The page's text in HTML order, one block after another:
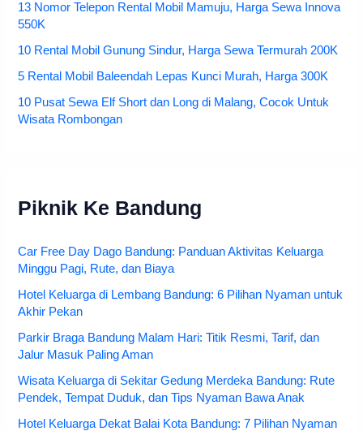
13 Nomor Telepon Rental Mobil Mamuju, Harga Sewa Innova
550K
10 Rental Mobil Gunung Sindur, Harga Sewa Termurah 200K
5 Rental Mobil Baleendah Lepas Kunci Murah, Harga 300K
10 Pusat Sewa Elf Short dan Long di Malang, Cocok Untuk
Wisata Rombongan
Piknik Ke Bandung
Car Free Day Dago Bandung: Panduan Aktivitas Keluarga
Minggu Pagi, Rute, dan Biaya
Hotel Keluarga di Lembang Bandung: 6 Pilihan Nyaman untuk
Akhir Pekan
Parkir Braga Bandung Malam Hari: Titik Resmi, Tarif, dan
Jalur Masuk Paling Aman
Wisata Keluarga di Sekitar Gedung Merdeka Bandung: Rute
Pendek, Tempat Duduk, dan Tips Nyaman Bawa Anak
Hotel Keluarga Dekat Balai Kota Bandung: 7 Pilihan Nyaman